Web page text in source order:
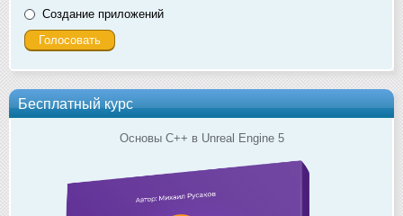
Создание приложений
Бесплатный курс
Основы C++ в Unreal Engine 5